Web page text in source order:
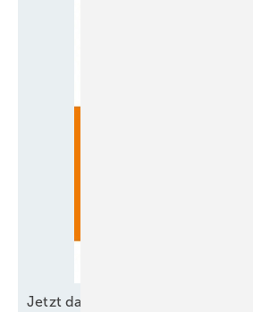
Jetzt das kostenloses Probeheft